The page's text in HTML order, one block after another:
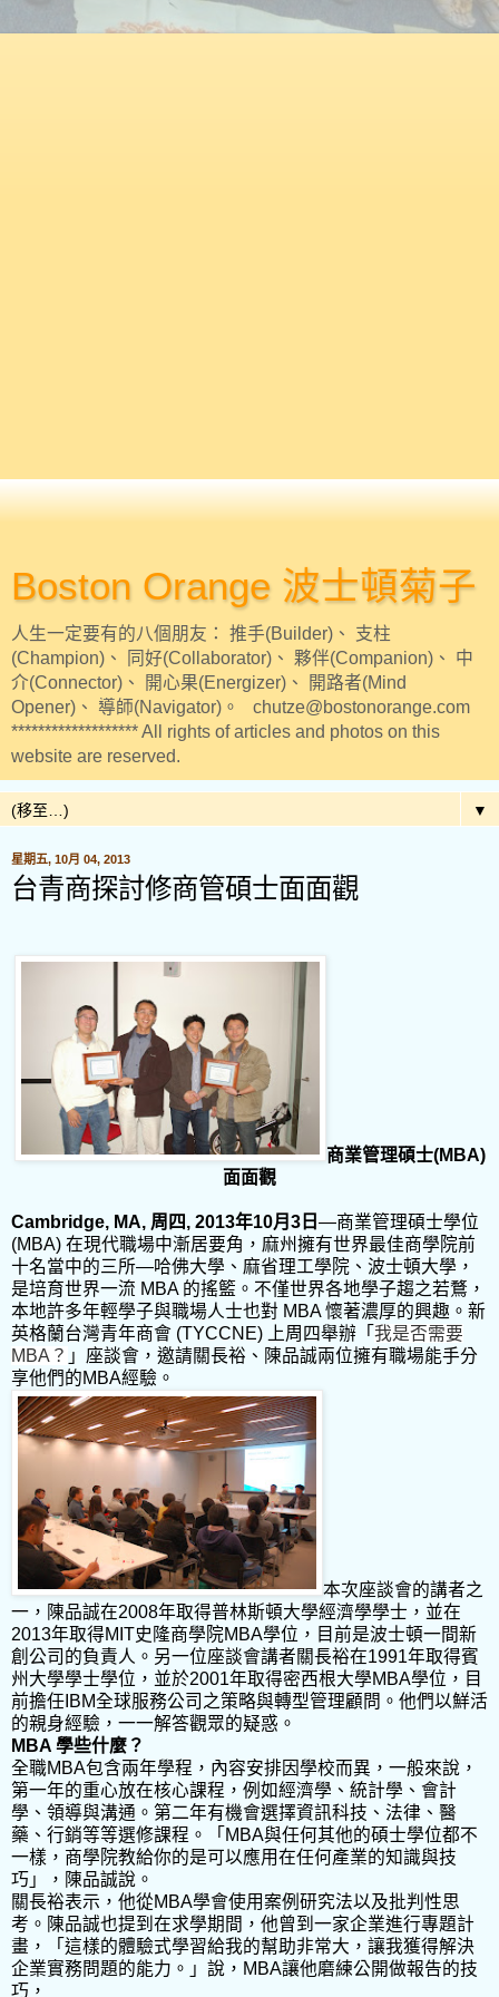
Boston Orange 波士頓菊子
人生一定要有的八個朋友： 推手(Builder)、 支柱
(Champion)、 同好(Collaborator)、 夥伴(Companion)、 中
介(Connector)、 開心果(Energizer)、 開路者(Mind
Opener)、 導師(Navigator)。 chutze@bostonorange.com
******************* All rights of articles and photos on this
website are reserved.
▼
星期五, 10月 04, 2013
台青商探討修商管碩士面面觀
商業管理碩士(MBA)
面面觀
Cambridge, MA, 周四, 2013年10月 3 日 —商業管理碩士學位
(MBA) 在現代職場中漸居要角，麻州擁有世界最佳商學院前
十名當中的三所—哈佛大學、麻省理工學院、波士頓大學，
是培育世界一流 MBA 的搖籃。不僅世界各地學子趨之若鶩，
本地許多年輕學子與職場人士也對 MBA懷著濃厚的興趣。新
英格蘭台灣青年商會 (TYCCNE) 上周四舉辦「 我是否需要
MBA ？ 」座談會，邀請關長裕、陳品誠兩位擁有職場能手分
享他們的MBA經驗。
本次座談會的講者之
一，陳品誠在2008年取得普林斯頓大學經濟學學士，並在
2013年取得MIT史隆商學院MBA學位，目前是波士頓一間新
創公司的負責人。另一位座談會講者關長裕在1991年取得賓
州大學學士學位，並於2001年取得密西根大學MBA學位，目
前擔任 IBM全球服務公司之策略與轉型管理顧問。他們以鮮活
的親身經驗，一一解答觀眾的疑惑。
MBA 學些什麼？
全職MBA包含兩年學程，內容安排因學校而異，一般來說，
第一年的重心放在核心課程，例如經濟學、統計學、會計
學、領導與溝通。第二年有機會選擇資訊科技、法律、醫
藥、行銷等等選修課程。「 MBA與任何其他的碩士學位都不
一樣，商學院教給你的是可以應用在任何產業的知識與技
巧」，陳品誠說。
關長裕表示，他從MBA學會使用案例研究法以及批判性思
考。陳品誠也提到在求學期間，他曾到一家企業進行專題計
畫，「這樣的體驗式學習給我的幫助非常大，讓我獲得解決
企業實務問題的能力。」說， MBA讓他磨練公開做報告的技
巧，